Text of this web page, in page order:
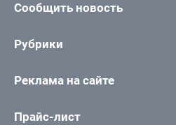
Сообщить новость
Рубрики
Реклама на сайте
Прайс-лист